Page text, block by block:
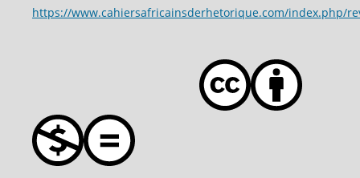
https://www.cahiersafricainsderhetorique.com/index.php/